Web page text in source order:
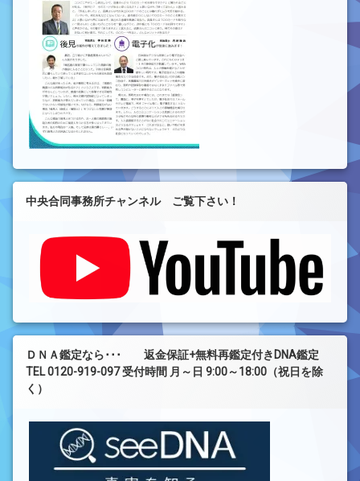
中央合同事務所チャンネル ご覧下さい！
ＤＮＡ鑑定なら･･･ 返金保証+無料再鑑定付きDNA鑑定
TEL 0120-919-097 受付時間 月～日 9:00～18:00（祝日を除
く）